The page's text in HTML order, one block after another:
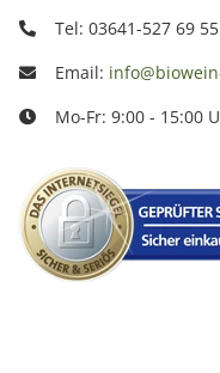
Tel: 03641-527 69 55
Email:
Mo-Fr: 9:00 - 15:00